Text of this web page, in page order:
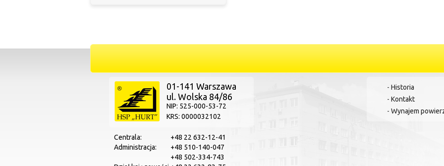
01-141 Warszawa
ul. Wolska 84/86
NIP: 525-000-53-72
KRS: 0000032102
Centrala:
+48 22 632-12-41
Administracja:
+48 510-140-047
+48 502-334-743
- Historia
- Kontakt
- Wynajem